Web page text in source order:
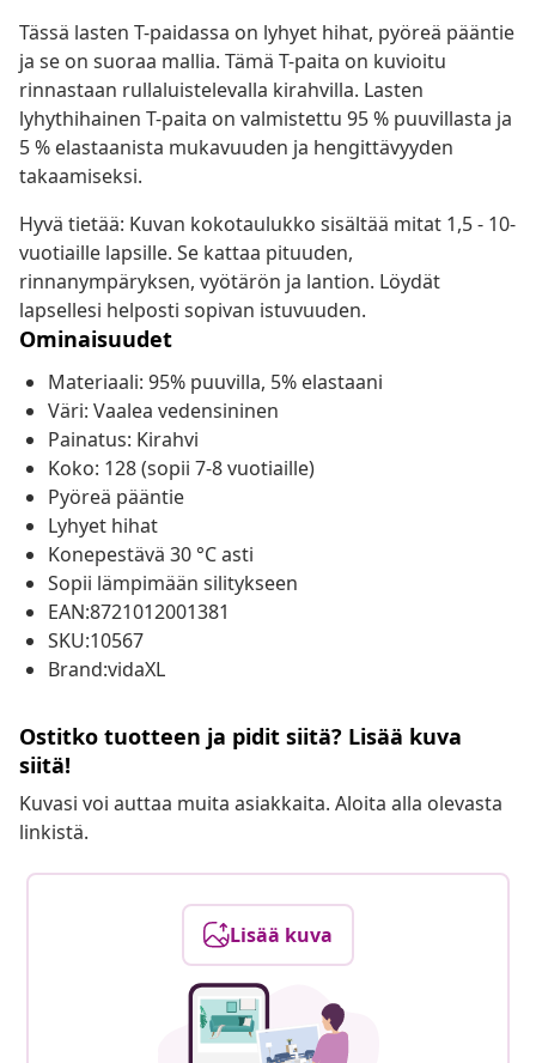
Tässä lasten T-paidassa on lyhyet hihat, pyöreä pääntie
ja se on suoraa mallia. Tämä T-paita on kuvioitu
rinnastaan rullaluistelevalla kirahvilla. Lasten
lyhythihainen T-paita on valmistettu 95 % puuvillasta ja
5 % elastaanista mukavuuden ja hengittävyyden
takaamiseksi.
Hyvä tietää: Kuvan kokotaulukko sisältää mitat 1,5 - 10-
vuotiaille lapsille. Se kattaa pituuden,
rinnanympäryksen, vyötärön ja lantion. Löydät
lapsellesi helposti sopivan istuvuuden.
Ominaisuudet
Materiaali: 95% puuvilla, 5% elastaani
Väri: Vaalea vedensininen
Painatus: Kirahvi
Koko: 128 (sopii 7-8 vuotiaille)
Pyöreä pääntie
Lyhyet hihat
Konepestävä 30 °C asti
Sopii lämpimään silitykseen
EAN:8721012001381
SKU:10567
Brand:vidaXL
Ostitko tuotteen ja pidit siitä? Lisää kuva
siitä!
Kuvasi voi auttaa muita asiakkaita. Aloita alla olevasta
linkistä.
Lisää kuva